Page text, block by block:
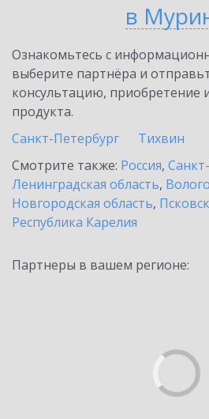
в
Ознакомьтесь с
выберите партнёра и
консультацию, приобретение
продукта.
Санкт-Петербург
Тихвин
Смотрите также: Россия,
Ленинградская область,
Новгородская область,
Республика Карелия
Партнеры в вашем регионе: